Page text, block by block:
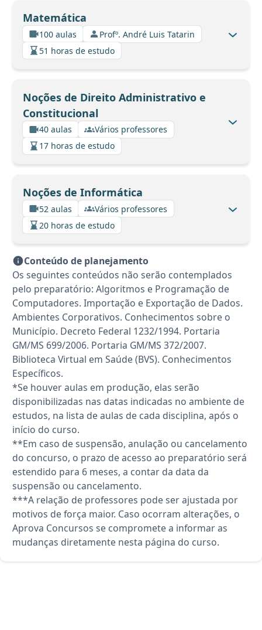
Matemática
100 aulas
Profº. André Luis Tatarin
51 horas de estudo
Noções de Direito Administrativo e
Constitucional
40 aulas
Vários professores
17 horas de estudo
Noções de Informática
52 aulas
Vários professores
20 horas de estudo
Conteúdo de planejamento
Os seguintes conteúdos não serão contemplados
pelo preparatório: Algoritmos e Programação de
Computadores. Importação e Exportação de Dados.
Ambientes Corporativos. Conhecimentos sobre o
Município. Decreto Federal 1232/1994. Portaria
GM/MS 699/2006. Portaria GM/MS 372/2007.
Biblioteca Virtual em Saúde (BVS). Conhecimentos
Específicos.
*Se houver aulas em produção, elas serão
disponibilizadas nas datas indicadas no ambiente de
estudos, na lista de aulas de cada disciplina, após o
início do curso.
**Em caso de suspensão, anulação ou cancelamento
do concurso, o prazo de acesso ao preparatório será
estendido para 6 meses, a contar da data da
suspensão ou cancelamento.
***A relação de professores pode ser ajustada por
motivos de força maior. Caso ocorram alterações, o
Aprova Concursos se compromete a informar as
mudanças diretamente nesta página do curso.